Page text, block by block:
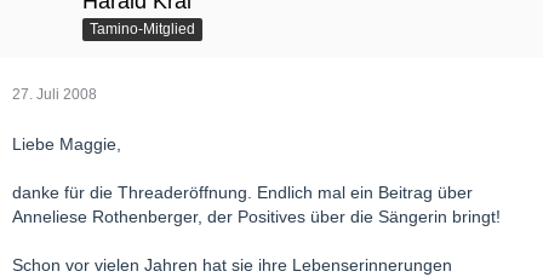
Tamino-Mitglied
27. Juli 2008
Liebe Maggie,
danke für die Threaderöffnung. Endlich mal ein Beitrag über
Anneliese Rothenberger, der Positives über die Sängerin bringt!
Schon vor vielen Jahren hat sie ihre Lebenserinnerungen